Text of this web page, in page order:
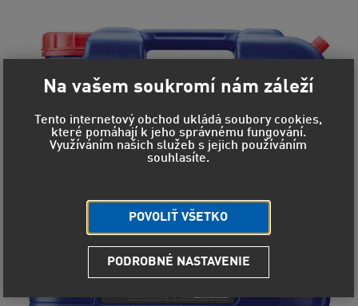
Na vašem soukromí nám záleží
Tento internetový obchod ukládá soubory cookies,
které pomáhají k jeho správnému fungování.
Využíváním našich služeb s jejich používáním
souhlasíte.
POVOLIŤ VŠETKO
PODROBNÉ NASTAVENIE